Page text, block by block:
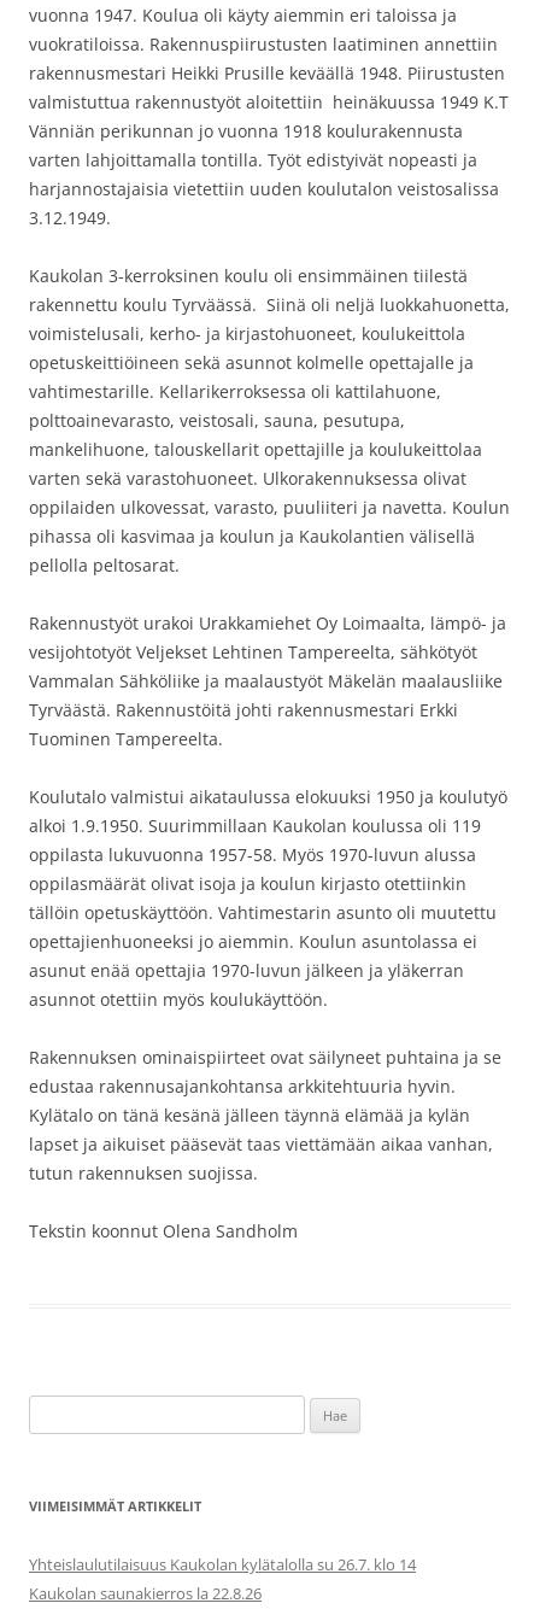
vuonna 1947. Koulua oli käyty aiemmin eri taloissa ja
vuokratiloissa. Rakennuspiirustusten laatiminen annettiin
rakennusmestari Heikki Prusille keväällä 1948. Piirustusten
valmistuttua rakennustyöt aloitettiin heinäkuussa 1949 K.T
Vänniän perikunnan jo vuonna 1918 koulurakennusta
varten lahjoittamalla tontilla. Työt edistyivät nopeasti ja
harjannostajaisia vietettiin uuden koulutalon veistosalissa
3.12.1949.
Kaukolan 3-kerroksinen koulu oli ensimmäinen tiilestä
rakennettu koulu Tyrväässä. Siinä oli neljä luokkahuonetta,
voimistelusali, kerho- ja kirjastohuoneet, koulukeittola
opetuskeittiöineen sekä asunnot kolmelle opettajalle ja
vahtimestarille. Kellarikerroksessa oli kattilahuone,
polttoainevarasto, veistosali, sauna, pesutupa,
mankelihuone, talouskellarit opettajille ja koulukeittolaa
varten sekä varastohuoneet. Ulkorakennuksessa olivat
oppilaiden ulkovessat, varasto, puuliiteri ja navetta. Koulun
pihassa oli kasvimaa ja koulun ja Kaukolantien välisellä
pellolla peltosarat.
Rakennustyöt urakoi Urakkamiehet Oy Loimaalta, lämpö- ja
vesijohtotyöt Veljekset Lehtinen Tampereelta, sähkötyöt
Vammalan Sähköliike ja maalaustyöt Mäkelän maalausliike
Tyrväästä. Rakennustöitä johti rakennusmestari Erkki
Tuominen Tampereelta.
Koulutalo valmistui aikataulussa elokuuksi 1950 ja koulutyö
alkoi 1.9.1950. Suurimmillaan Kaukolan koulussa oli 119
oppilasta lukuvuonna 1957-58. Myös 1970-luvun alussa
oppilasmäärät olivat isoja ja koulun kirjasto otettiinkin
tällöin opetuskäyttöön. Vahtimestarin asunto oli muutettu
opettajienhuoneeksi jo aiemmin. Koulun asuntolassa ei
asunut enää opettajia 1970-luvun jälkeen ja yläkerran
asunnot otettiin myös koulukäyttöön.
Rakennuksen ominaispiirteet ovat säilyneet puhtaina ja se
edustaa rakennusajankohtansa arkkitehtuuria hyvin.
Kylätalo on tänä kesänä jälleen täynnä elämää ja kylän
lapset ja aikuiset pääsevät taas viettämään aikaa vanhan,
tutun rakennuksen suojissa.
Tekstin koonnut Olena Sandholm
VIIMEISIMMÄT ARTIKKELIT
Yhteislaulutilaisuus Kaukolan kylätalolla su 26.7. klo 14
Kaukolan saunakierros la 22.8.26